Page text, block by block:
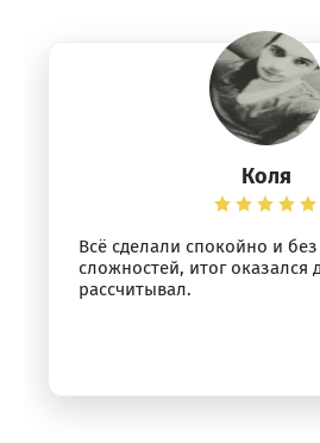
Коля
Всё сделали спокойно и
сложностей, итог оказался
рассчитывал.